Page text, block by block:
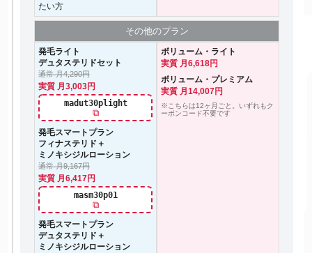
たい方
その他のプラン
発毛ライト
デュタステリドセット
通常 月4,290円
実質 月3,003円
madut30plight
⧉
発毛スマートプラン
フィナステリド＋
ミノキシジルローション
通常 月9,167円
実質 月6,417円
masm30p01
⧉
発毛スマートプラン
デュタステリド＋
ミノキシジルローション
ボリューム・ライト
実質 月6,618円
ボリューム・プレミアム
実質 月14,007円
※こちらは12ヶ月ごと。いずれもク
ーポンコード不要です